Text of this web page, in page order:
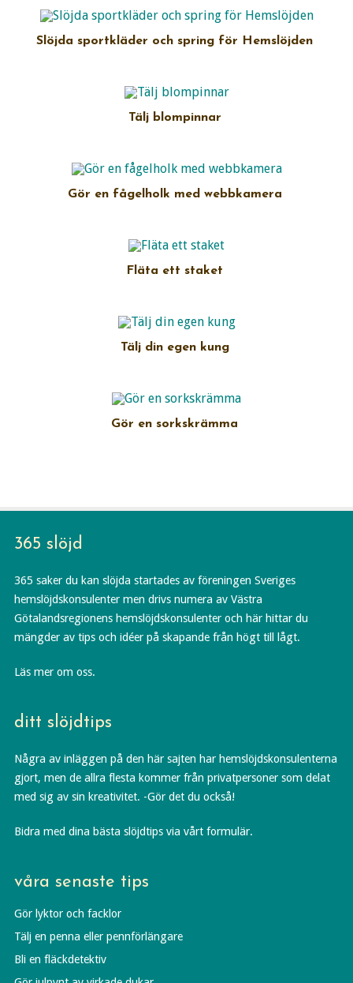
Slöjda sportkläder och spring för Hemslöjden
Tälj blompinnar
Gör en fågelholk med webbkamera
Fläta ett staket
Tälj din egen kung
Gör en sorkskrämma
365 slöjd
365 saker du kan slöjda startades av föreningen Sveriges
hemslöjdskonsulenter men drivs numera av Västra
Götalandsregionens hemslöjdskonsulenter och här hittar du
mängder av tips och idéer på skapande från högt till lågt.
Läs mer om oss.
ditt slöjdtips
Några av inläggen på den här sajten har hemslöjdskonsulenterna
gjort, men de allra flesta kommer från privatpersoner som delat
med sig av sin kreativitet. -Gör det du också!
Bidra med dina bästa slöjdtips via vårt formulär.
våra senaste tips
Gör lyktor och facklor
Tälj en penna eller pennförlängare
Bli en fläckdetektiv